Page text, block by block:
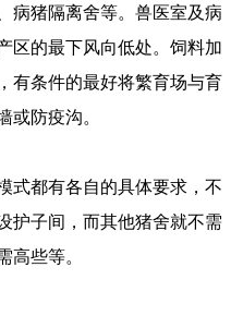
病猪隔离舍等。兽医室及病
区的最下风向低处。饲料加
有条件的最好将繁育场与育
或防疫沟。
都有各自的具体要求，不
护子间，而其他猪舍就不需
高些等。